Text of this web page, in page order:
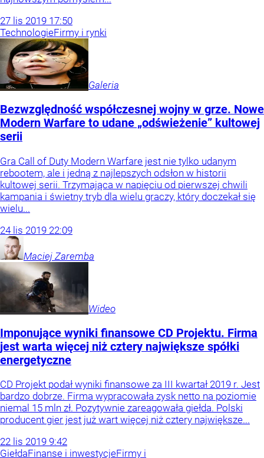
27 lis 2019 17:50
TechnologieFirmy i rynki
Galeria
Bezwzględność współczesnej wojny w grze. Nowe
Modern Warfare to udane „odświeżenie” kultowej
serii
Gra Call of Duty Modern Warfare jest nie tylko udanym
rebootem, ale i jedną z najlepszych odsłon w historii
kultowej serii. Trzymająca w napięciu od pierwszej chwili
kampania i świetny tryb dla wielu graczy, który doczekał się
wielu...
24 lis 2019 22:09
Maciej Zaremba
Wideo
Imponujące wyniki finansowe CD Projektu. Firma
jest warta więcej niż cztery największe spółki
energetyczne
CD Projekt podał wyniki finansowe za III kwartał 2019 r. Jest
bardzo dobrze. Firma wypracowała zysk netto na poziomie
niemal 15 mln zł. Pozytywnie zareagowała giełda. Polski
producent gier jest już wart więcej niż cztery największe...
22 lis 2019 9:42
GiełdaFinanse i inwestycjeFirmy i